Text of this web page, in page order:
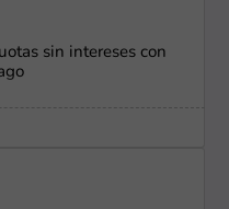
sin intereses con